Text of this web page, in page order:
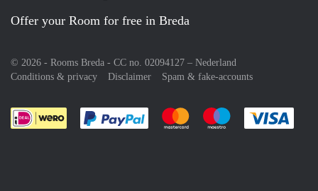
Offer your Room for free in Breda
© 2026 - Rooms Breda - CC no. 02094127 – Nederland
Conditions & privacy
Disclaimer Spam & fake-accounts
Pay easily with :payment method
Pay easily with :payment
Pay easily with